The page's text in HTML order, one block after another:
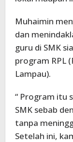
Muhaimin
dan
guru di SMK
program RPL
Lampau).
“ Program itu
SMK sebab
tanpa
Setelah ini,